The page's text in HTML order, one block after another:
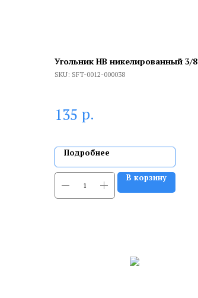
Угольник НВ никелированный 3/8
SKU: SFT-0012-000038
135 р.
Подробнее
В корзину